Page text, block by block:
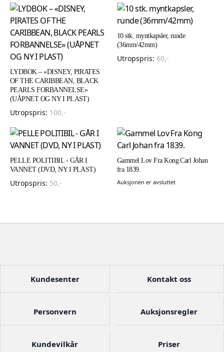
LYDBOK – «DISNEY, PIRATES
OF THE CARIBBEAN, BLACK
PEARLS FORBANNELSE»
(UÅPNET OG NY I PLAST)
Utropspris: 100,-
10 stk. myntkapsler, runde
(36mm/42mm)
Utropspris: 60,-
PELLE POLITIBIL - GÅR I
VANNET (DVD, NY I PLAST)
Utropspris: 50,-
Gammel Lov Fra Kong Carl Johan
fra 1839.
Auksjonen er avsluttet
Kundesenter Kontakt oss
Personvern Auksjonsregler
Kundevilkår Priser